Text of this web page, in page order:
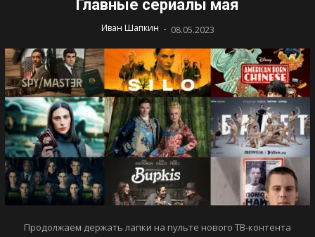
Главные сериалы мая
Иван Шапкин - 08.05.2023
Продолжаем держать лапки на пульте нового ТВ-контента